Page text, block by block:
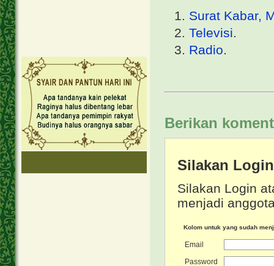
Surat Kabar,
Televisi.
Radio.
Berikan
Silakan
Silakan Login
menjadi
Kolom untuk yang sudah
Email
Password